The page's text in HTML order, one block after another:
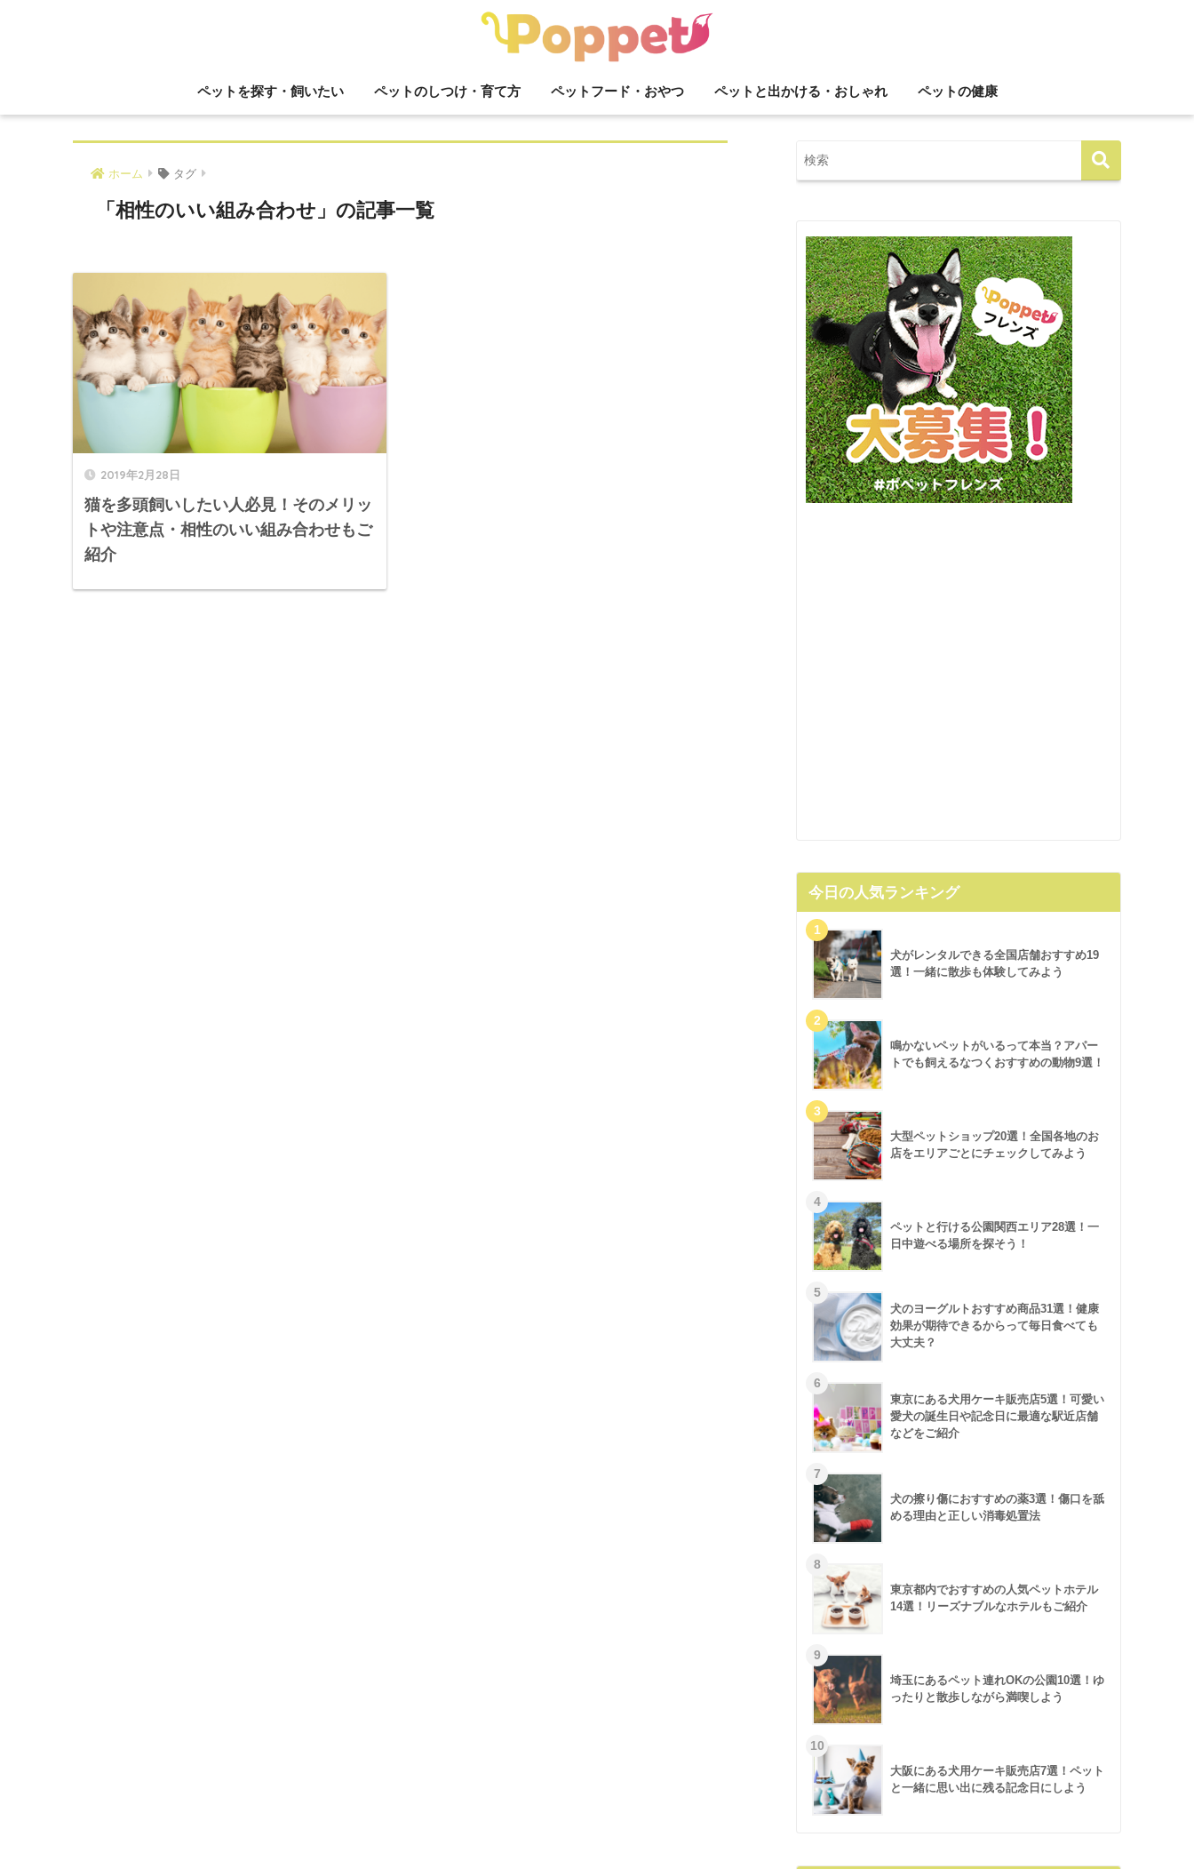
ペットを探す・飼いたい ペットのしつけ・育て方 ペットフード・おやつ ペットと出かける・おしゃれ ペットの健康
ホーム タグ
「相性のいい組み合わせ」の記事一覧
2019年2月28日
猫を多頭飼いしたい人必見！そのメリッ
トや注意点・相性のいい組み合わせもご
紹介
今日の人気ランキング
犬がレンタルできる全国店舗おすすめ19
選！一緒に散歩も体験してみよう
鳴かないペットがいるって本当？アパー
トでも飼えるなつくおすすめの動物9選！
大型ペットショップ20選！全国各地のお
店をエリアごとにチェックしてみよう
ペットと行ける公園関西エリア28選！一
日中遊べる場所を探そう！
犬のヨーグルトおすすめ商品31選！健康
効果が期待できるからって毎日食べても
大丈夫？
東京にある犬用ケーキ販売店5選！可愛い
愛犬の誕生日や記念日に最適な駅近店舗
などをご紹介
犬の擦り傷におすすめの薬3選！傷口を舐
める理由と正しい消毒処置法
東京都内でおすすめの人気ペットホテル
14選！リーズナブルなホテルもご紹介
埼玉にあるペット連れOKの公園10選！ゆ
ったりと散歩しながら満喫しよう
大阪にある犬用ケーキ販売店7選！ペット
と一緒に思い出に残る記念日にしよう